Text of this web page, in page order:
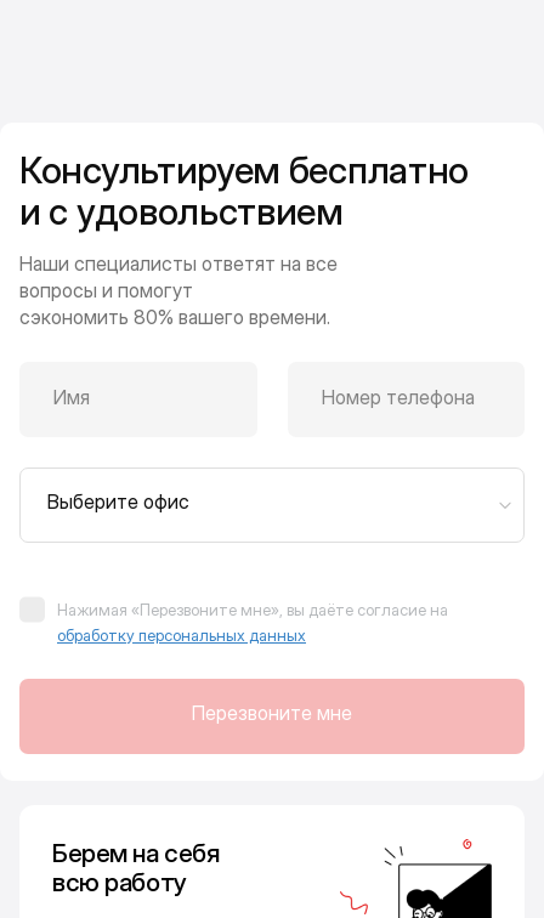
Консультируем бесплатно
и с удовольствием
Наши специалисты ответят на все
вопросы и помогут
сэкономить 80% вашего времени.
Имя Номер телефона
Выберите офис
Нажимая «Перезвоните мне», вы даёте согласие на
обработку персональных данных
Перезвоните мне
Берем на себя
всю работу